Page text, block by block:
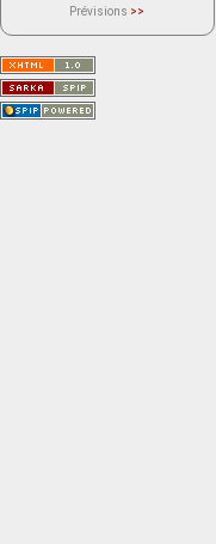
Prévisions >>
actuellement aucune prévision
Saint-Nom.
Veuillez consulter le message du
service ci-dessous.
(401 - Invalid API key. Please see
https://openweathermap.org/faq#error401